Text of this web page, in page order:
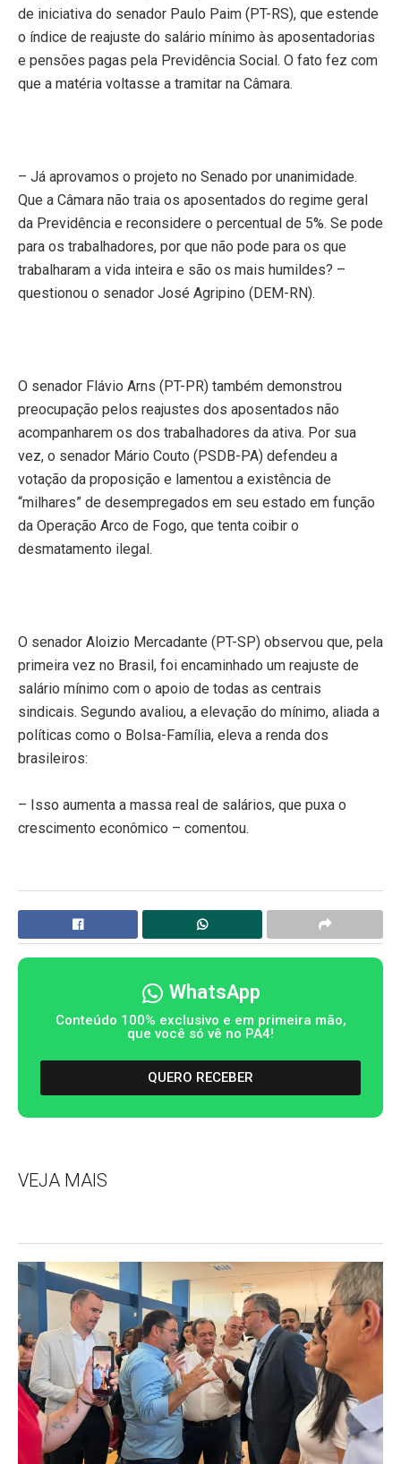
de iniciativa do senador Paulo Paim (PT-RS), que estende
o índice de reajuste do salário mínimo às aposentadorias
e pensões pagas pela Previdência Social. O fato fez com
que a matéria voltasse a tramitar na Câmara.
– Já aprovamos o projeto no Senado por unanimidade.
Que a Câmara não traia os aposentados do regime geral
da Previdência e reconsidere o percentual de 5%. Se pode
para os trabalhadores, por que não pode para os que
trabalharam a vida inteira e são os mais humildes? –
questionou o senador José Agripino (DEM-RN).
O senador Flávio Arns (PT-PR) também demonstrou
preocupação pelos reajustes dos aposentados não
acompanharem os dos trabalhadores da ativa. Por sua
vez, o senador Mário Couto (PSDB-PA) defendeu a
votação da proposição e lamentou a existência de
“milhares” de desempregados em seu estado em função
da Operação Arco de Fogo, que tenta coibir o
desmatamento ilegal.
O senador Aloizio Mercadante (PT-SP) observou que, pela
primeira vez no Brasil, foi encaminhado um reajuste de
salário mínimo com o apoio de todas as centrais
sindicais. Segundo avaliou, a elevação do mínimo, aliada a
políticas como o Bolsa-Família, eleva a renda dos
brasileiros:
– Isso aumenta a massa real de salários, que puxa o
crescimento econômico – comentou.
WhatsApp
Conteúdo 100% exclusivo e em primeira mão,
que você só vê no PA4!
QUERO RECEBER
VEJA MAIS